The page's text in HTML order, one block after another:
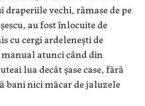
draperiile vechi, rămase de pe
au fost înlocuite de
cu cergi ardeleneşti de
atunci când din
lua decât şase case, fără
bani nici măcar de jaluzele